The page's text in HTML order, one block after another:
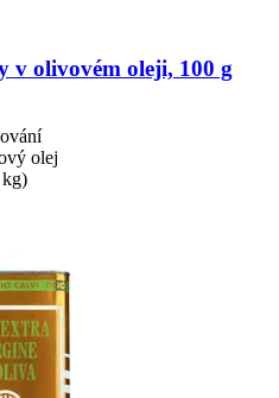
v olivovém oleji, 100 g
olej